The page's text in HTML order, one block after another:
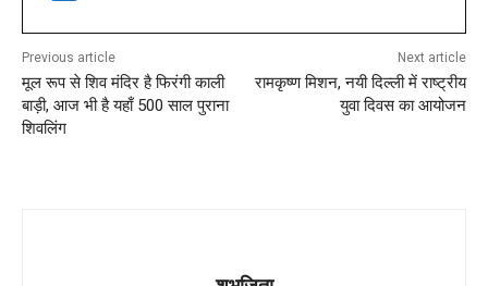
Previous article
मूल रूप से शिव मंदिर है फिरंगी काली
बाड़ी, आज भी है यहाँ 500 साल पुराना
शिवलिंग
Next article
रामकृष्ण मिशन, नयी दिल्ली में राष्ट्रीय
युवा दिवस का आयोजन